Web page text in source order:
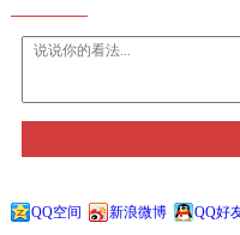
QQ空间 新浪微博 QQ好